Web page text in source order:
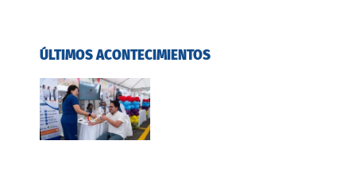
ÚLTIMOS ACONTECIMIENTOS